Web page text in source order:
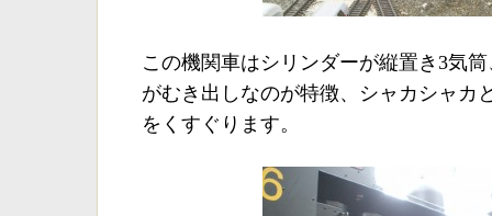
この機関車はシリンダーが縦置き3気
がむき出しなのが特徴、シャカシャカ
をくすぐります。